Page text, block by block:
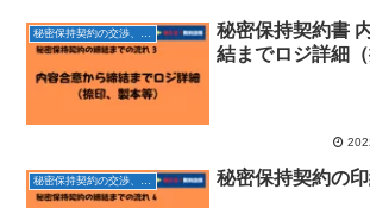
秘密保持契約の交渉、締結まで
秘密保持契約書
結までロジ詳細（
秘密保持契約の